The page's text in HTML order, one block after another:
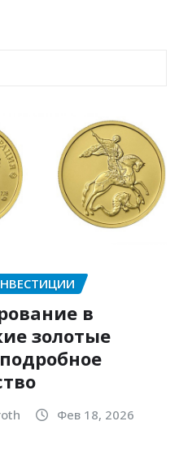
в
золотые
Фев 18, 2026